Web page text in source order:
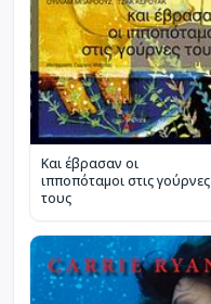
Και έβρασαν οι
ιπποπόταμοι στις γούρνες
τους